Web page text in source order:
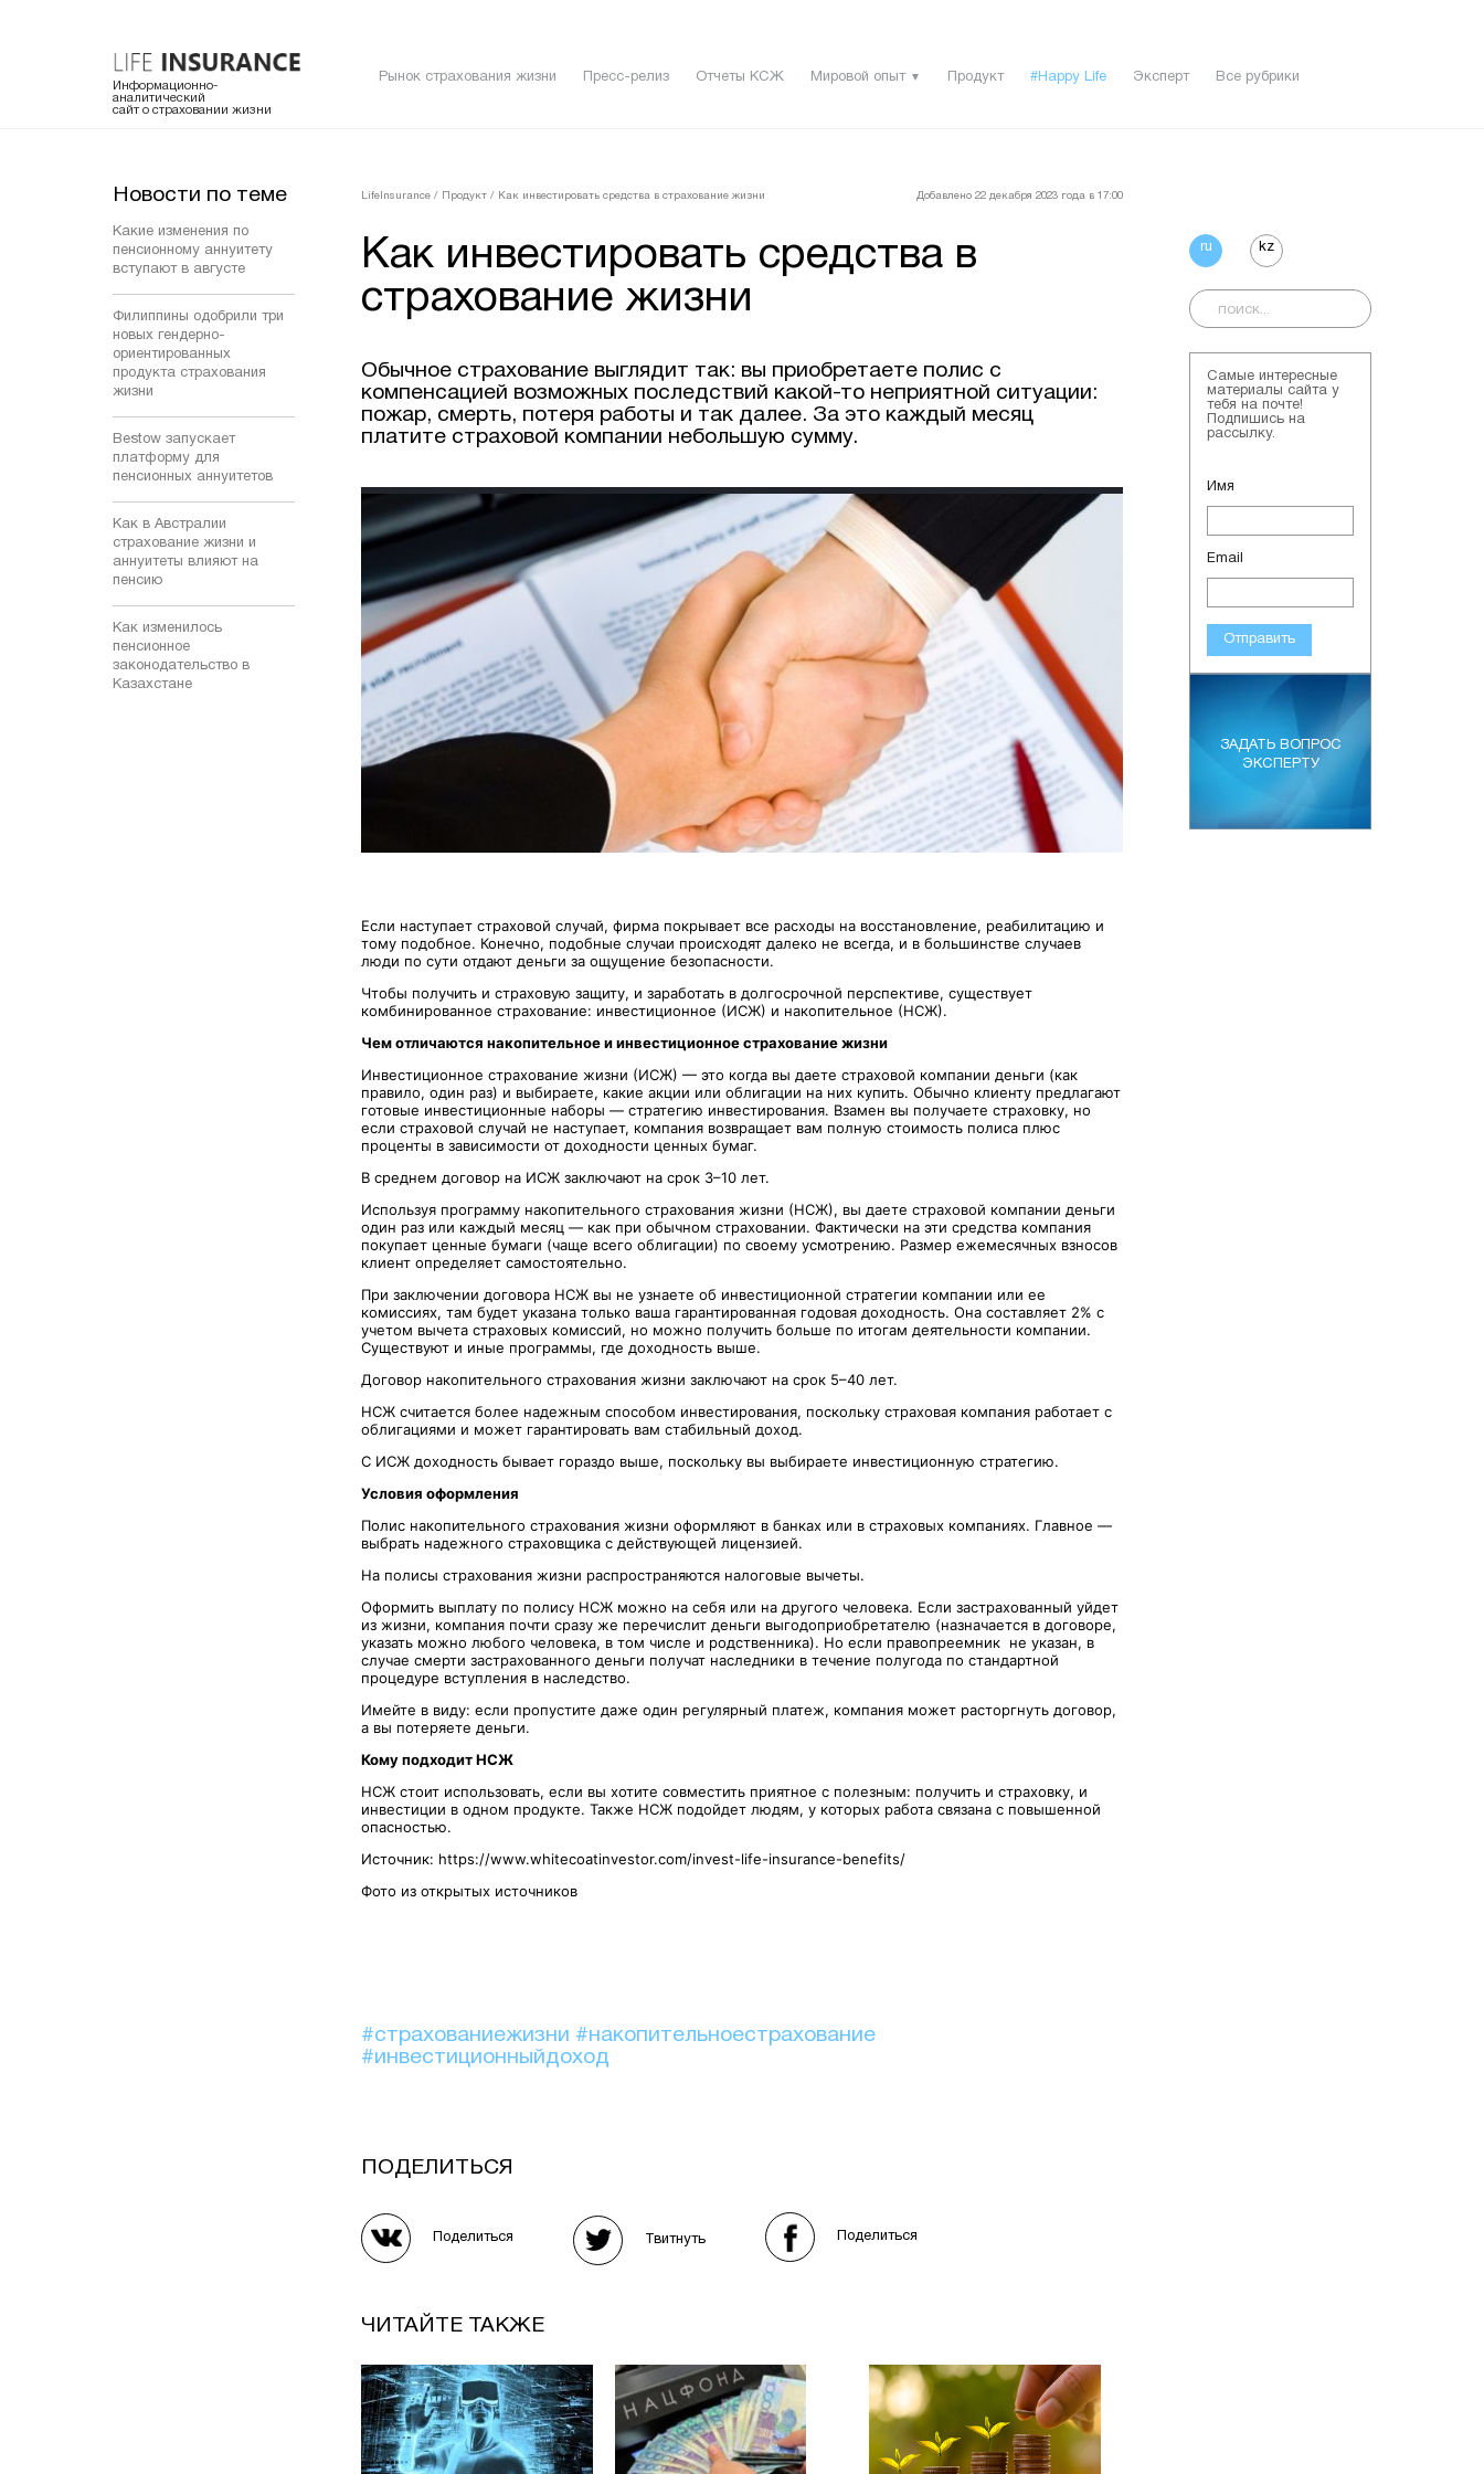
Информационно-
аналитический
сайт о страховании жизни
Рынок страхования жизни Пресс-релиз Отчеты КСЖ Мировой опыт ▼ Продукт #Happy Life Эксперт Все рубрики
Новости по теме
Какие изменения по
пенсионному аннуитету
вступают в августе
Филиппины одобрили три
новых гендерно-
ориентированных
продукта страхования
жизни
Bestow запускает
платформу для
пенсионных аннуитетов
Как в Австралии
страхование жизни и
аннуитеты влияют на
пенсию
Как изменилось
пенсионное
законодательство в
Казахстане
LifeInsurance / Продукт / Как инвестировать средства в страхование жизни Добавлено 22 декабря 2023 года в 17:00
Как инвестировать средства в
страхование жизни
Обычное страхование выглядит так: вы приобретаете полис с
компенсацией возможных последствий какой-то неприятной ситуации:
пожар, смерть, потеря работы и так далее. За это каждый месяц
платите страховой компании небольшую сумму.
Если наступает страховой случай, фирма покрывает все расходы на восстановление, реабилитацию и
тому подобное. Конечно, подобные случаи происходят далеко не всегда, и в большинстве случаев
люди по сути отдают деньги за ощущение безопасности.
Чтобы получить и страховую защиту, и заработать в долгосрочной перспективе, существует
комбинированное страхование: инвестиционное (ИСЖ) и накопительное (НСЖ).
Чем отличаются накопительное и инвестиционное страхование жизни
Инвестиционное страхование жизни (ИСЖ) — это когда вы даете страховой компании деньги (как
правило, один раз) и выбираете, какие акции или облигации на них купить. Обычно клиенту предлагают
готовые инвестиционные наборы — стратегию инвестирования. Взамен вы получаете страховку, но
если страховой случай не наступает, компания возвращает вам полную стоимость полиса плюс
проценты в зависимости от доходности ценных бумаг.
В среднем договор на ИСЖ заключают на срок 3–10 лет.
Используя программу накопительного страхования жизни (НСЖ), вы даете страховой компании деньги
один раз или каждый месяц — как при обычном страховании. Фактически на эти средства компания
покупает ценные бумаги (чаще всего облигации) по своему усмотрению. Размер ежемесячных взносов
клиент определяет самостоятельно.
При заключении договора НСЖ вы не узнаете об инвестиционной стратегии компании или ее
комиссиях, там будет указана только ваша гарантированная годовая доходность. Она составляет 2% с
учетом вычета страховых комиссий, но можно получить больше по итогам деятельности компании.
Существуют и иные программы, где доходность выше.
Договор накопительного страхования жизни заключают на срок 5–40 лет.
НСЖ считается более надежным способом инвестирования, поскольку страховая компания работает с
облигациями и может гарантировать вам стабильный доход.
С ИСЖ доходность бывает гораздо выше, поскольку вы выбираете инвестиционную стратегию.
Условия оформления
Полис накопительного страхования жизни оформляют в банках или в страховых компаниях. Главное —
выбрать надежного страховщика с действующей лицензией.
На полисы страхования жизни распространяются налоговые вычеты.
Оформить выплату по полису НСЖ можно на себя или на другого человека. Если застрахованный уйдет
из жизни, компания почти сразу же перечислит деньги выгодоприобретателю (назначается в договоре,
указать можно любого человека, в том числе и родственника). Но если правопреемник не указан, в
случае смерти застрахованного деньги получат наследники в течение полугода по стандартной
процедуре вступления в наследство.
Имейте в виду: если пропустите даже один регулярный платеж, компания может расторгнуть договор,
а вы потеряете деньги.
Кому подходит НСЖ
НСЖ стоит использовать, если вы хотите совместить приятное с полезным: получить и страховку, и
инвестиции в одном продукте. Также НСЖ подойдет людям, у которых работа связана с повышенной
опасностью.
Источник: https://www.whitecoatinvestor.com/invest-life-insurance-benefits/
Фото из открытых источников
#страхованиежизни #накопительноестрахование
#инвестиционныйдоход
ПОДЕЛИТЬСЯ
Поделиться Твитнуть Поделиться
ЧИТАЙТЕ ТАКЖЕ
ru kz
Самые интересные
материалы сайта у
тебя на почте!
Подпишись на
рассылку.
Имя
Email
Отправить
ЗАДАТЬ ВОПРОС
ЭКСПЕРТУ